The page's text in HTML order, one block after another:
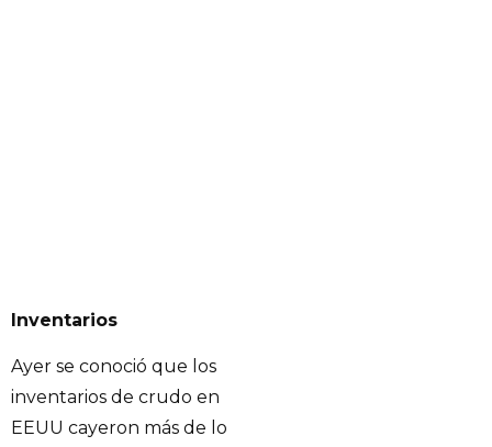
Inventarios
Ayer se conoció que los
inventarios de crudo en
EEUU cayeron más de lo